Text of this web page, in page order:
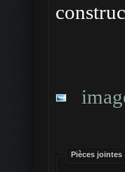
Pièces jointes